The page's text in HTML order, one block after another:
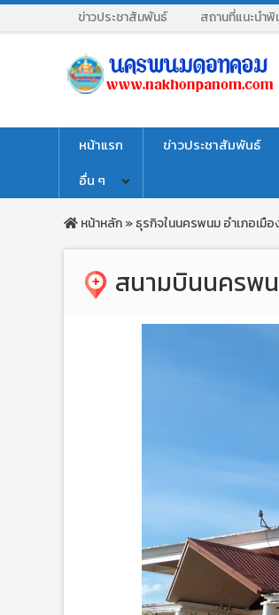
ข่าวประชาสัมพันธ์ สถานที่แนะนำพิ
หน้าแรก ข่าวประชาสัมพันธ์
อื่น ๆ
หน้าหลัก»ธุรกิจในนครพนมอำเภอเมื
สนามบินนครพ